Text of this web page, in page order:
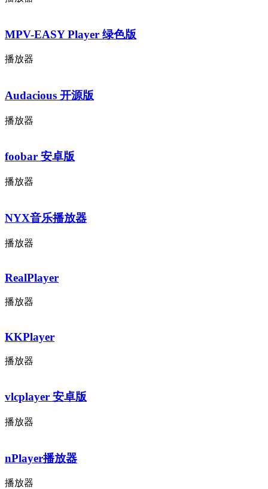
MPV-EASY Player 绿色版
播放器
Audacious 开源版
播放器
foobar 安卓版
播放器
NYX音乐播放器
播放器
RealPlayer
播放器
KKPlayer
播放器
vlcplayer 安卓版
播放器
nPlayer播放器
播放器